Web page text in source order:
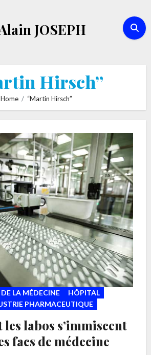
JOSEPH
Hirsch”
Home “Martin Hirsch”
LA MÉDECINE
HÔPITAL
PHARMACEUTIQUE
labos s’immiscent
facs de médecine